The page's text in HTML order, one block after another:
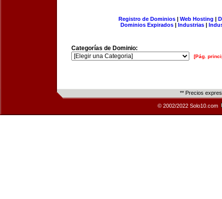
Registro de Dominios| Web Hosting |
Dominios Expirados | Industrias |
Categorías de Dominio:
[Pág.
** Precios
© 2002/2022 Solo10.com